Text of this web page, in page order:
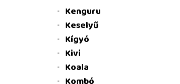
Kenguru
Keselyű
Kígyó
Kivi
Koala